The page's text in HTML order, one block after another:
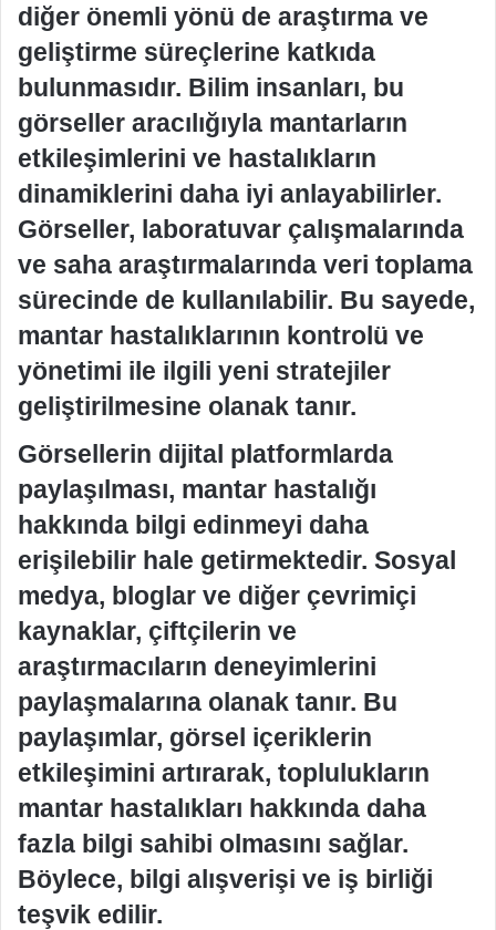
diğer önemli yönü de araştırma ve
geliştirme süreçlerine katkıda
bulunmasıdır. Bilim insanları, bu
görseller aracılığıyla mantarların
etkileşimlerini ve hastalıkların
dinamiklerini daha iyi anlayabilirler.
Görseller, laboratuvar çalışmalarında
ve saha araştırmalarında veri toplama
sürecinde de kullanılabilir. Bu sayede,
mantar hastalıklarının kontrolü ve
yönetimi ile ilgili yeni stratejiler
geliştirilmesine olanak tanır.
Görsellerin dijital platformlarda
paylaşılması, mantar hastalığı
hakkında bilgi edinmeyi daha
erişilebilir hale getirmektedir. Sosyal
medya, bloglar ve diğer çevrimiçi
kaynaklar, çiftçilerin ve
araştırmacıların deneyimlerini
paylaşmalarına olanak tanır. Bu
paylaşımlar, görsel içeriklerin
etkileşimini artırarak, toplulukların
mantar hastalıkları hakkında daha
fazla bilgi sahibi olmasını sağlar.
Böylece, bilgi alışverişi ve iş birliği
teşvik edilir.